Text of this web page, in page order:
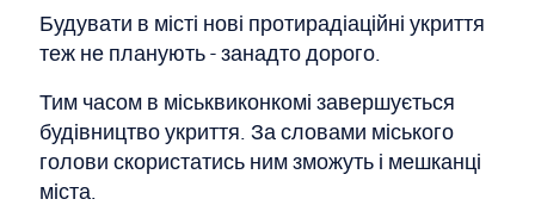
Будувати в місті нові протирадіаційні укриття
теж не планують - занадто дорого.
Тим часом в міськвиконкомі завершується
будівництво укриття. За словами міського
голови скористатись ним зможуть і мешканці
міста.